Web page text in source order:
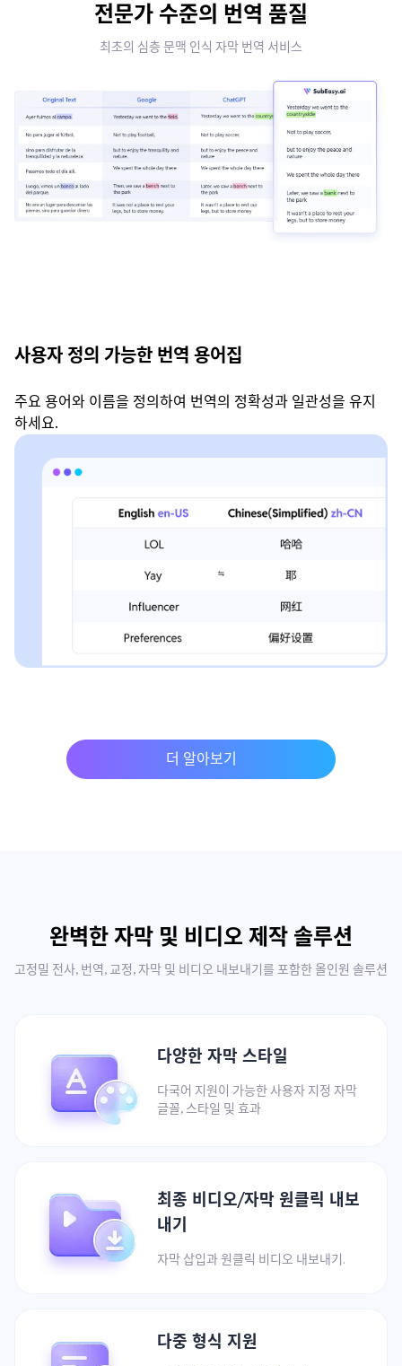
전문가 수준의 번역 품질
최초의 심층 문맥 인식 자막 번역 서비스
사용자 정의 가능한 번역 용어집
주요 용어와 이름을 정의하여 번역의 정확성과 일관성을 유지
하세요.
더 알아보기
완벽한 자막 및 비디오 제작 솔루션
고정밀 전사, 번역, 교정, 자막 및 비디오 내보내기를 포함한 올인원 솔루션
다양한 자막 스타일
다국어 지원이 가능한 사용자 지정 자막
글꼴, 스타일 및 효과
최종 비디오/자막 원클릭 내보
내기
자막 삽입과 원클릭 비디오 내보내기.
다중 형식 지원